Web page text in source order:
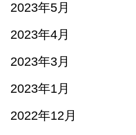
2023年5月
2023年4月
2023年3月
2023年1月
2022年12月